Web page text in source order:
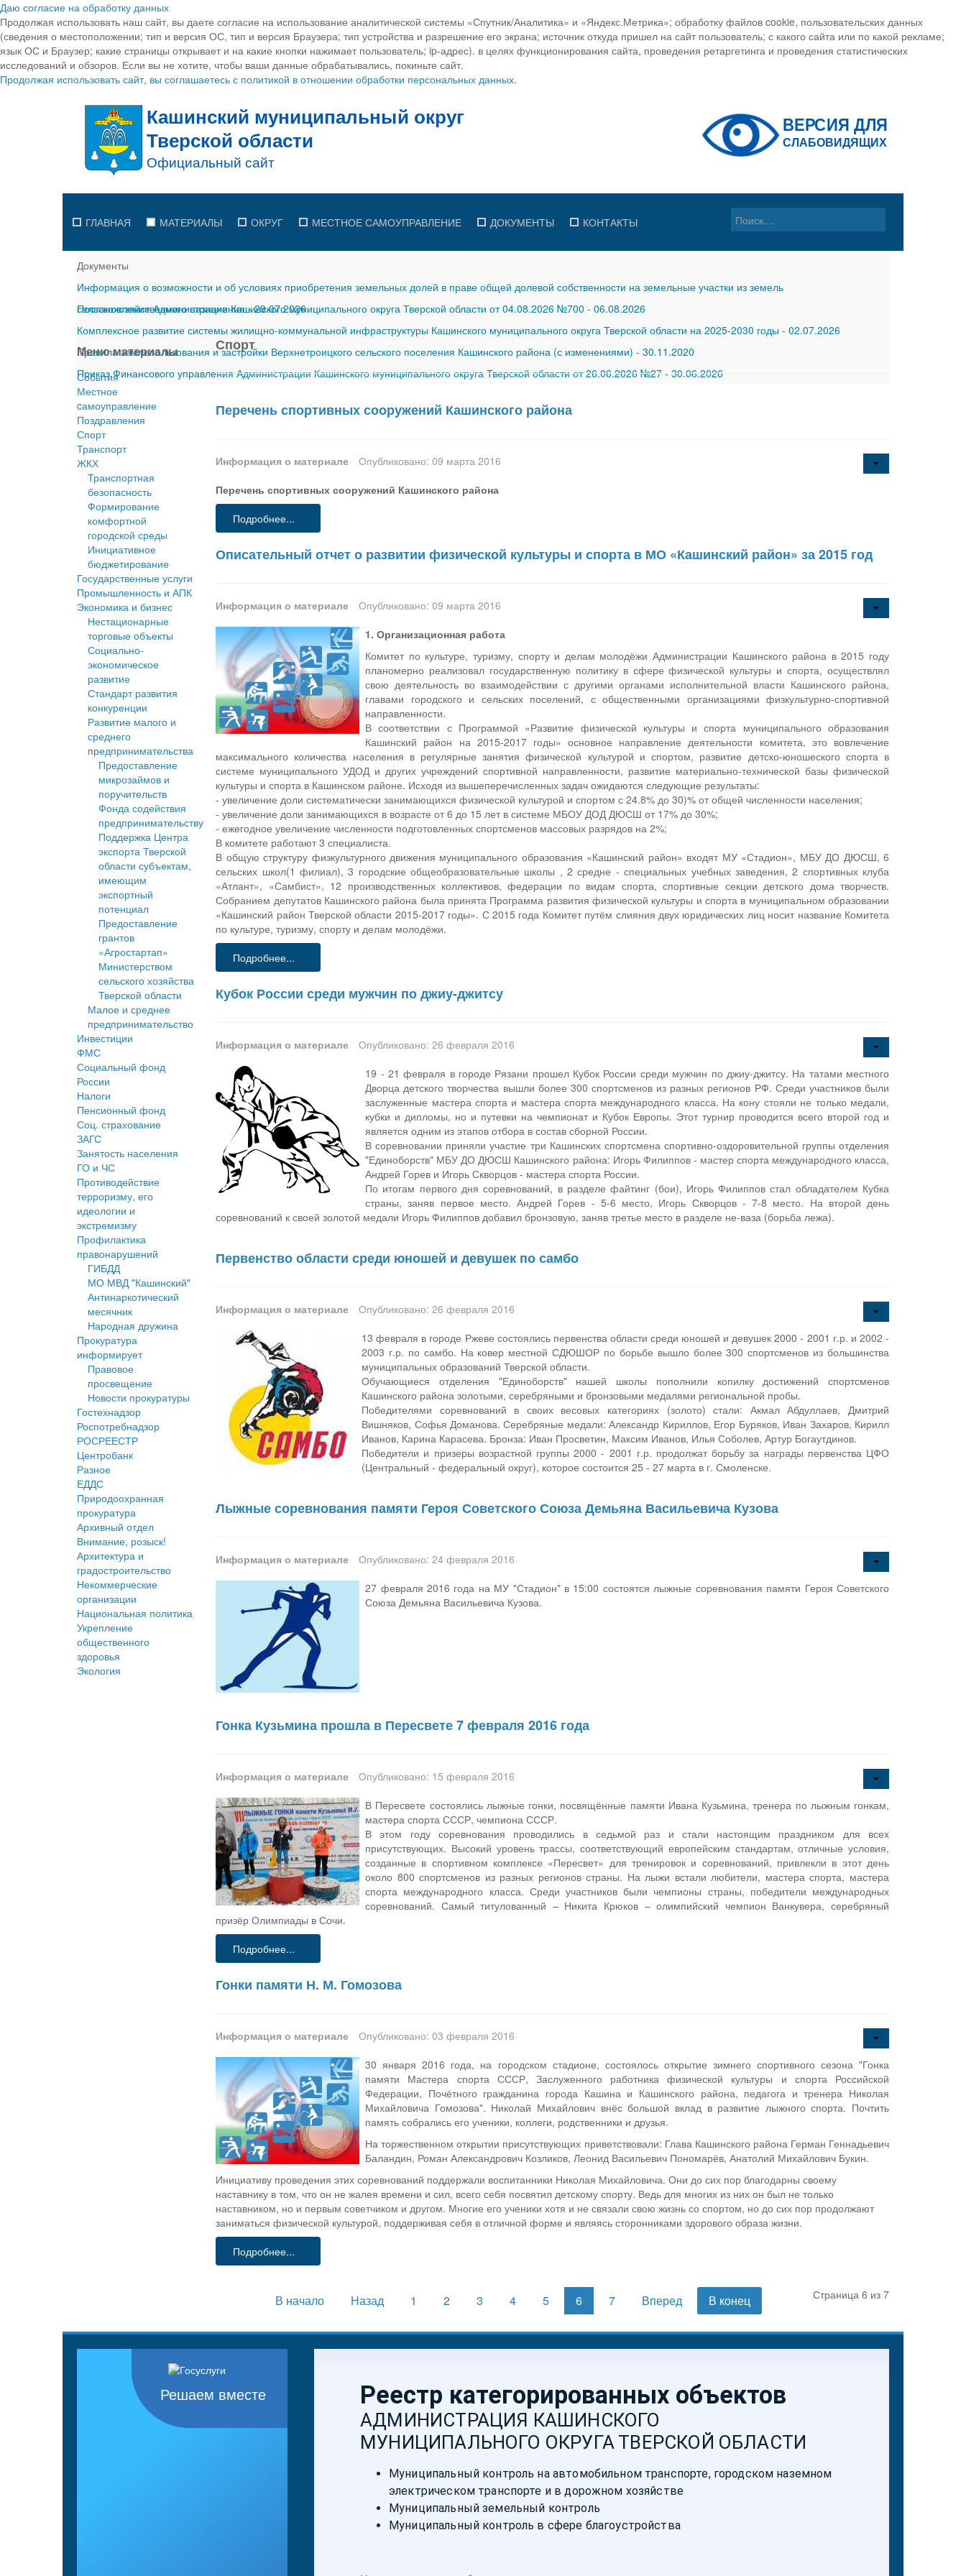
Даю согласие на обработку данных
Продолжая использовать наш сайт, вы даете согласие на использование аналитической системы «Спутник/Аналитика» и «Яндекс.Метрика»; обработку файлов cookie, пользовательских данных
(сведения о местоположении; тип и версия ОС, тип и версия Браузера; тип устройства и разрешение его экрана; источник откуда пришел на сайт пользователь; с какого сайта или по какой рекламе;
язык ОС и Браузер; какие страницы открывает и на какие кнопки нажимает пользователь; ip-адрес). в целях функционирования сайта, проведения ретаргетинга и проведения статистических
исследований и обзоров. Если вы не хотите, чтобы ваши данные обрабатывались, покиньте сайт.
Продолжая использовать сайт, вы соглашаетесь с политикой в отношении обработки персональных данных.
ГЛАВНАЯ МАТЕРИАЛЫ ОКРУГ МЕСТНОЕ САМОУПРАВЛЕНИЕ ДОКУМЕНТЫ КОНТАКТЫ
Документы
Информация о возможности и об условиях приобретения земельных долей в праве общей долевой собственности на земельные участки из земель
сельскохозяйственного назначения-29.07.2026
Постановление Администрации Кашинского муниципального округа Тверской области от 04.08.2026 №700 - 06.08.2026
Комплексное развитие системы жилищно-коммунальной инфраструктуры Кашинского муниципального округа Тверской области на 2025-2030 годы - 02.07.2026
Правила землепользования и застройки Верхнетроицкого сельского поселения Кашинского района (с изменениями) - 30.11.2020
Приказ Финансового управления Администрации Кашинского муниципального округа Тверской области от 26.06.2026 №27 - 30.06.2026
Меню материалы
События
Местное
cамоуправление
Поздравления
Спорт
Транспорт
ЖКХ
Транспортная
безопасность
Формирование
комфортной
городской среды
Инициативное
бюджетирование
Государственные услуги
Промышленность и АПК
Экономика и бизнес
Нестационарные
торговые объекты
Социально-
экономическое
развитие
Стандарт развития
конкуренции
Развитие малого и
среднего
предпринимательства
Предоставление
микрозаймов и
поручительств
Фонда содействия
предпринимательству
Поддержка Центра
экспорта Тверской
области субъектам,
имеющим
экспортный
потенциал
Предоставление
грантов
«Агростартап»
Министерством
сельского хозяйства
Тверской области
Малое и среднее
предпринимательство
Инвестиции
ФМС
Социальный фонд
России
Налоги
Пенсионный фонд
Соц. страхование
ЗАГС
Занятость населения
ГО и ЧС
Противодействие
терроризму, его
идеологии и
экстремизму
Профилактика
правонарушений
ГИБДД
МО МВД "Кашинский"
Антинаркотический
месячник
Народная дружина
Прокуратура
информирует
Правовое
просвещение
Новости прокуратуры
Гостехнадзор
Роспотребнадзор
РОСРЕЕСТР
Центробанк
Разное
ЕДДС
Природоохранная
прокуратура
Архивный отдел
Внимание, розыск!
Архитектура и
градостроительство
Некоммерческие
организации
Национальная политика
Укрепление
общественного
здоровья
Экология
Спорт
Перечень спортивных сооружений Кашинского района
Информация о материале
Опубликовано: 09 марта 2016
Перечень спортивных сооружений Кашинского района
Подробнее...
Описательный отчет о развитии физической культуры и спорта в МО «Кашинский район» за 2015 год
Информация о материале
Опубликовано: 09 марта 2016
1. Организационная работа
Комитет по культуре, туризму, спорту и делам молодёжи Администрации Кашинского района в 2015 году
планомерно реализовал государственную политику в сфере физической культуры и спорта, осуществлял
свою деятельность во взаимодействии с другими органами исполнительной власти Кашинского района,
главами городского и сельских поселений, с общественными организациями физкультурно-спортивной
направленности.
В соответствии с Программой «Развитие физической культуры и спорта муниципального образования
Кашинский район на 2015-2017 годы» основное направление деятельности комитета, это вовлечение
максимального количества населения в регулярные занятия физической культурой и спортом, развитие детско-юношеского спорта в
системе муниципального УДОД и других учреждений спортивной направленности, развитие материально-технической базы физической
культуры и спорта в Кашинском районе. Исходя из вышеперечисленных задач ожидаются следующие результаты:
- увеличение доли систематически занимающихся физической культурой и спортом с 24.8% до 30)% от общей численности населения;
- увеличение доли занимающихся в возрасте от 6 до 15 лет в системе МБОУ ДОД ДЮСШ от 17% до 30%;
- ежегодное увеличение численности подготовленных спортсменов массовых разрядов на 2%;
В комитете работают 3 специалиста.
В общую структуру физкультурного движения муниципального образования «Кашинский район» входят МУ «Стадион», МБУ ДО ДЮСШ, 6
сельских школ(1 филиал), 3 городские общеобразовательные школы , 2 средне - специальных учебных заведения, 2 спортивных клуба
«Атлант», «Самбист», 12 производственных коллективов, федерации по видам спорта, спортивные секции детского дома творчеств.
Собранием депутатов Кашинского района была принята Программа развития физической культуры и спорта в муниципальном образовании
«Кашинский район Тверской области 2015-2017 годы». С 2015 года Комитет путём слияния двух юридических лиц носит название Комитета
по культуре, туризму, спорту и делам молодёжи.
Подробнее...
Кубок России среди мужчин по джиу-джитсу
Информация о материале
Опубликовано: 26 февраля 2016
19 - 21 февраля в городе Рязани прошел Кубок России среди мужчин по джиу-джитсу. На татами местного
Дворца детского творчества вышли более 300 спортсменов из разных регионов РФ. Среди участников были
заслуженные мастера спорта и мастера спорта международного класса. На кону стояли не только медали,
кубки и дипломы, но и путевки на чемпионат и Кубок Европы. Этот турнир проводится всего второй год и
является одним из этапов отбора в состав сборной России.
В соревновании приняли участие три Кашинских спортсмена спортивно-оздоровительной группы отделения
"Единоборств" МБУ ДО ДЮСШ Кашинского района: Игорь Филиппов - мастер спорта международного класса,
Андрей Горев и Игорь Скворцов - мастера спорта России.
По итогам первого дня соревнований, в разделе файтинг (бои), Игорь Филиппов стал обладателем Кубка
страны, заняв первое место. Андрей Горев - 5-6 место, Игорь Скворцов - 7-8 место. На второй день
соревнований к своей золотой медали Игорь Филиппов добавил бронзовую, заняв третье место в разделе не-ваза (борьба лежа).
Первенство области среди юношей и девушек по самбо
Информация о материале
Опубликовано: 26 февраля 2016
13 февраля в городе Ржеве состоялись первенства области среди юношей и девушек 2000 - 2001 г.р. и 2002 -
2003 г.р. по самбо. На ковер местной СДЮШОР по борьбе вышло более 300 спортсменов из большинства
муниципальных образований Тверской области.
Обучающиеся отделения "Единоборств" нашей школы пополнили копилку достижений спортсменов
Кашинского района золотыми, серебряными и бронзовыми медалями региональной пробы.
Победителями соревнований в своих весовых категориях (золото) стали: Акмал Абдуллаев, Дмитрий
Вишняков, Софья Доманова. Серебряные медали: Александр Кириллов, Егор Буряков, Иван Захаров, Кирилл
Иванов, Карина Карасева. Бронза: Иван Просветин, Максим Иванов, Илья Соболев, Артур Богаутдинов.
Победители и призеры возрастной группы 2000 - 2001 г.р. продолжат борьбу за награды первенства ЦФО
(Центральный - федеральный округ), которое состоится 25 - 27 марта в г. Смоленске.
Лыжные соревнования памяти Героя Советского Союза Демьяна Васильевича Кузова
Информация о материале
Опубликовано: 24 февраля 2016
27 февраля 2016 года на МУ "Стадион" в 15:00 состоятся лыжные соревнования памяти Героя Советского
Союза Демьяна Васильевича Кузова.
Гонка Кузьмина прошла в Пересвете 7 февраля 2016 года
Информация о материале
Опубликовано: 15 февраля 2016
В Пересвете состоялись лыжные гонки, посвящённые памяти Ивана Кузьмина, тренера по лыжным гонкам,
мастера спорта СССР, чемпиона СССР.
В этом году соревнования проводились в седьмой раз и стали настоящим праздником для всех
присутствующих. Высокий уровень трассы, соответствующий европейским стандартам, отличные условия,
созданные в спортивном комплексе «Пересвет» для тренировок и соревнований, привлекли в этот день
около 800 спортсменов из разных регионов страны. На лыжи встали любители, мастера спорта, мастера
спорта международного класса. Среди участников были чемпионы страны, победители международных
соревнований. Самый титулованный – Никита Крюков – олимпийский чемпион Ванкувера, серебряный
призёр Олимпиады в Сочи.
Подробнее...
Гонки памяти Н. М. Гомозова
Информация о материале
Опубликовано: 03 февраля 2016
30 января 2016 года, на городском стадионе, состоялось открытие зимнего спортивного сезона "Гонка
памяти Мастера спорта СССР, Заслуженного работника физической культуры и спорта Российской
Федерации, Почётного гражданина города Кашина и Кашинского района, педагога и тренера Николая
Михайловича Гомозова". Николай Михайлович внёс большой вклад в развитие лыжного спорта. Почтить
память собрались его ученики, коллеги, родственники и друзья.
На торжественном открытии присутствующих приветствовали: Глава Кашинского района Герман Геннадьевич
Баландин, Роман Александрович Козликов, Леонид Васильевич Пономарёв, Анатолий Михайлович Букин.
Инициативу проведения этих соревнований поддержали воспитанники Николая Михайловича. Они до сих пор благодарны своему
наставнику в том, что он не жалея времени и сил, всего себя посвятил детскому спорту. Ведь для многих из них он был не только
наставником, но и первым советчиком и другом. Многие его ученики хотя и не связали свою жизнь со спортом, но до сих пор продолжают
заниматься физической культурой, поддерживая себя в отличной форме и являясь сторонниками здорового образа жизни.
Подробнее...
Страница 6 из 7
В начало Назад 1 2 3 4 5 6 7 Вперед В конец
Решаем вместе